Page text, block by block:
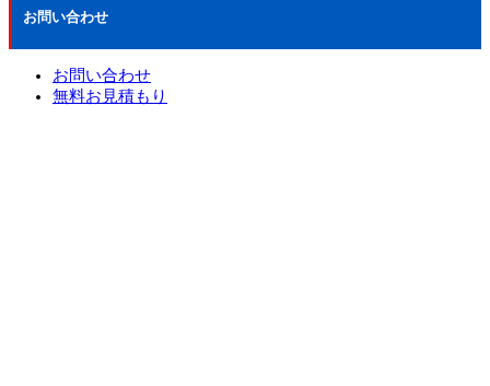
お問い合わせ
お問い合わせ
無料お見積もり